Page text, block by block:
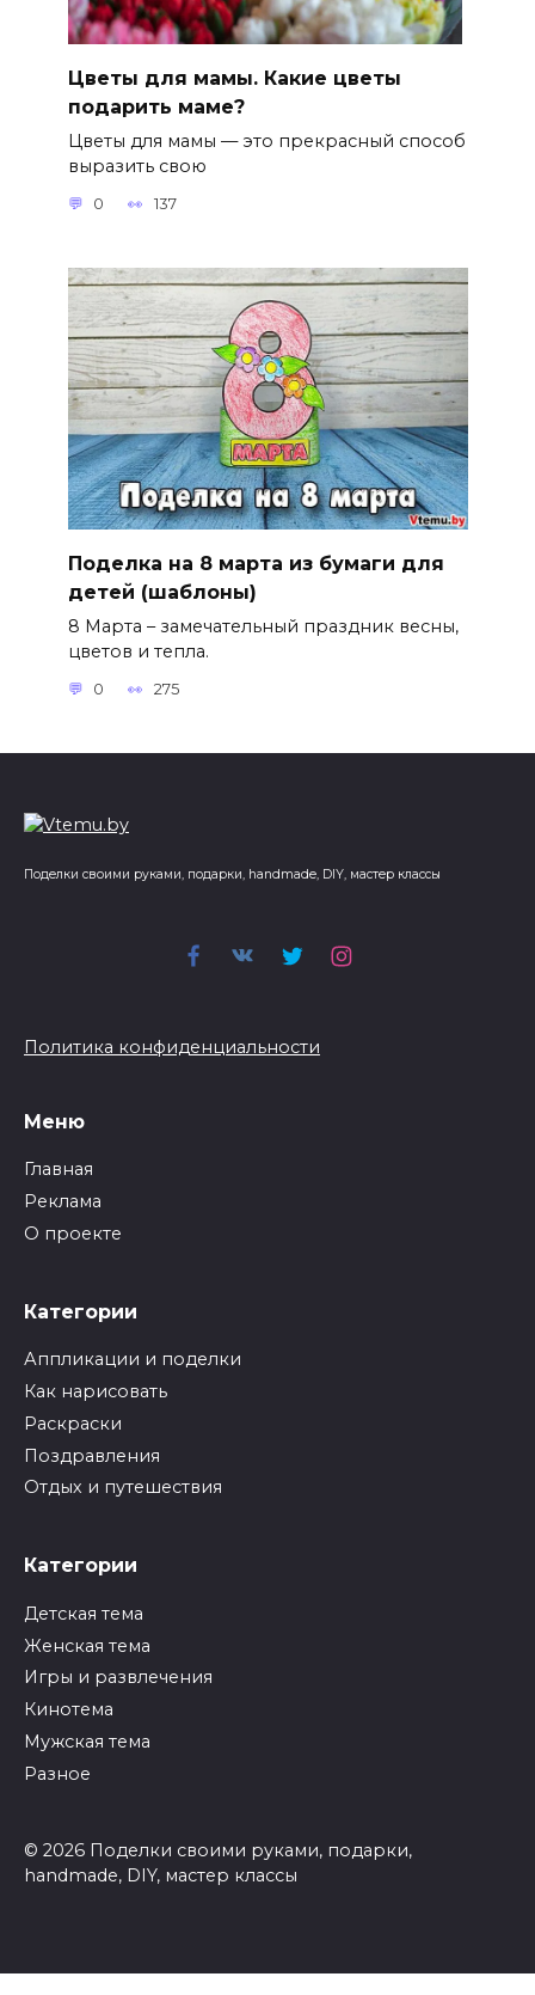
Цветы для мамы. Какие цветы
подарить маме?
Цветы для мамы — это прекрасный способ
выразить свою
0 137
Поделка на 8 марта из бумаги для
детей (шаблоны)
8 Марта – замечательный праздник весны,
цветов и тепла.
0 275
Поделки своими руками, подарки, handmade, DIY, мастер классы
Политика конфиденциальности
Меню
Главная
Реклама
О проекте
Категории
Аппликации и поделки
Как нарисовать
Раскраски
Поздравления
Отдых и путешествия
Категории
Детская тема
Женская тема
Игры и развлечения
Кинотема
Мужская тема
Разное
© 2026 Поделки своими руками, подарки,
handmade, DIY, мастер классы